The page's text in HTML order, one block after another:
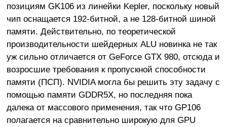
позициям GK106 из линейки Kepler, поскольку новый
чип оснащается 192-битной, а не 128-битной шиной
памяти. Действительно, по теоретической
производительности шейдерных ALU новинка не так
уж сильно отличается от GeForce GTX 980, отсюда и
возросшие требования к пропускной способности
памяти (ПСП). NVIDIA могла бы решить эту задачу с
помощью памяти GDDR5X, но последняя пока
далека от массового применения, так что GP106
полагается на сравнительно широкую для GPU